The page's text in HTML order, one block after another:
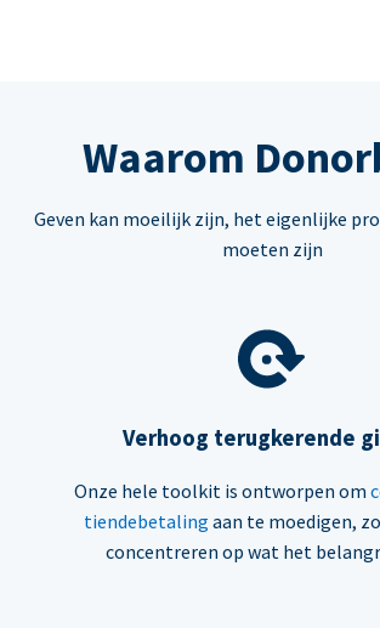
Waarom
Geven kan moeilijk zijn, het eigenlijke
moeten zijn
Verhoog terugkerende
Onze hele toolkit is ontworpen om
tiendebetaling aan te moedigen,
concentreren op wat het